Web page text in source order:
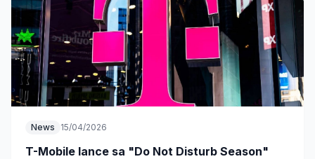
News 15/04/2026
T-Mobile lance sa "Do Not Disturb Season"